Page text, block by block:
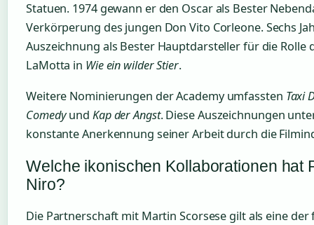
Statuen. 1974 gewann er den Oscar als Bester
Verkörperung des jungen Don Vito Corleone. Sechs
Auszeichnung als Bester Hauptdarsteller für die Rolle
LaMotta in Wie ein wilder Stier.
Weitere Nominierungen der Academy umfassten Taxi
Comedyund Kap der Angst. Diese Auszeichnungen
konstante Anerkennung seiner Arbeit durch die
Welche ikonischen Kollaborationen hat
Niro?
Die Partnerschaft mit Martin Scorsese gilt als eine